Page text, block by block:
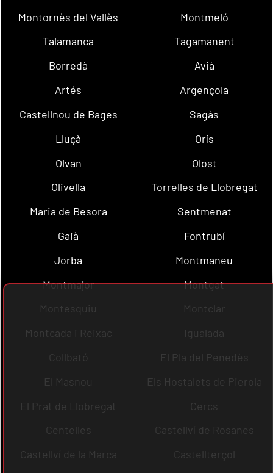
Montornès del Vallès
Montmeló
Talamanca
Tagamanent
Borredà
Avià
Artés
Argençola
Castellnou de Bages
Sagàs
Lluçà
Orís
Olvan
Olost
Olivella
Torrelles de Llobregat
Maria de Besora
Sentmenat
Gaià
Fontrubí
Jorba
Montmaneu
Montmajor
Montgat
Montesquiu
Montclar
Montcada i Reixac
Igualada
Collbató
El Pla del Penedès
El Masnou
Els Hostalets de Pierola
El Prat de Llobregat
Cercs
Centelles
Castellví de Rosanes
Castellví de la Marca
Castellterçol